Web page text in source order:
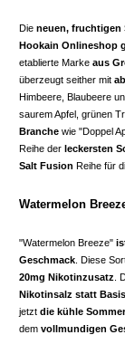
Die neuen, fruchtigen
Hookain Onlineshop
etablierte Marke aus
überzeugt seither mit
Himbeere, Blaubeere
saurem Apfel, grünen
Branche wie "Doppel
Reihe der leckersten
Salt Fusion Reihe für
Watermelon
"Watermelon Breeze"
Geschmack . Diese
20mg Nikotinzusatz .
Nikotinsalz statt
jetzt die kühle
dem vollmundigen